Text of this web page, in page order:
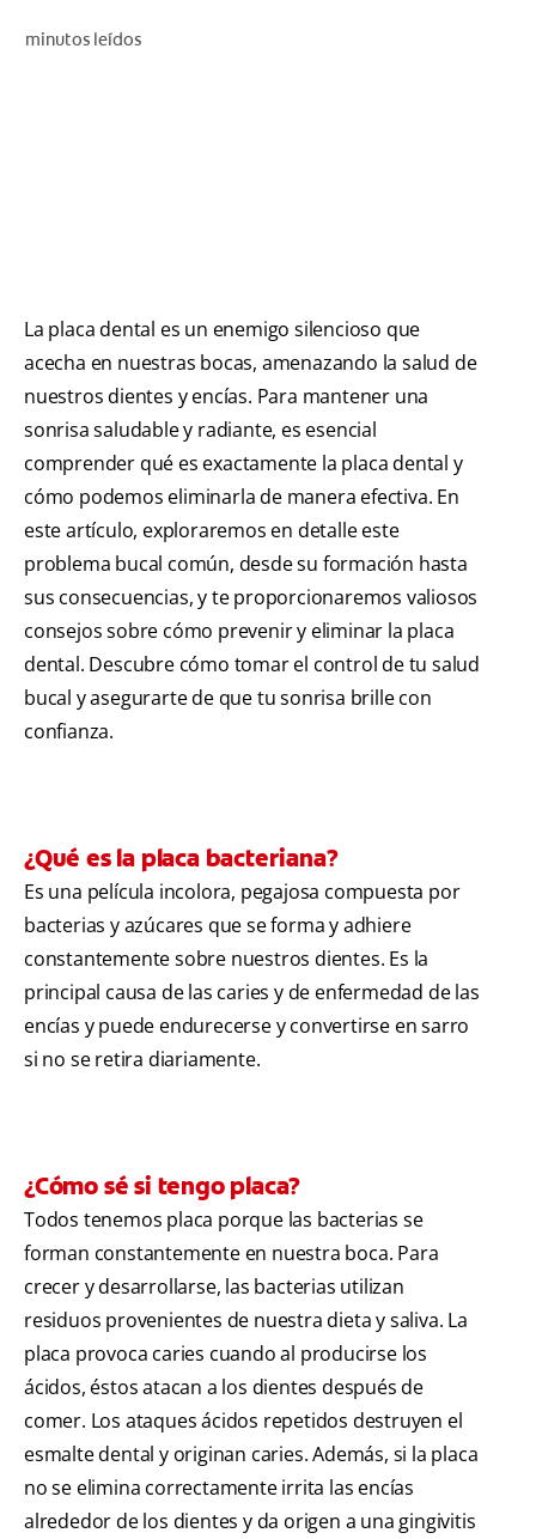
minutos leídos
La placa dental es un enemigo silencioso que
acecha en nuestras bocas, amenazando la salud de
nuestros dientes y encías. Para mantener una
sonrisa saludable y radiante, es esencial
comprender qué es exactamente la placa dental y
cómo podemos eliminarla de manera efectiva. En
este artículo, exploraremos en detalle este
problema bucal común, desde su formación hasta
sus consecuencias, y te proporcionaremos valiosos
consejos sobre cómo prevenir y eliminar la placa
dental. Descubre cómo tomar el control de tu salud
bucal y asegurarte de que tu sonrisa brille con
confianza.
¿Qué es la placa bacteriana?
Es una película incolora, pegajosa compuesta por
bacterias y azúcares que se forma y adhiere
constantemente sobre nuestros dientes. Es la
principal causa de las caries y de enfermedad de las
encías y puede endurecerse y convertirse en sarro
si no se retira diariamente.
¿Cómo sé si tengo placa?
Todos tenemos placa porque las bacterias se
forman constantemente en nuestra boca. Para
crecer y desarrollarse, las bacterias utilizan
residuos provenientes de nuestra dieta y saliva. La
placa provoca caries cuando al producirse los
ácidos, éstos atacan a los dientes después de
comer. Los ataques ácidos repetidos destruyen el
esmalte dental y originan caries. Además, si la placa
no se elimina correctamente irrita las encías
alrededor de los dientes y da origen a una gingivitis